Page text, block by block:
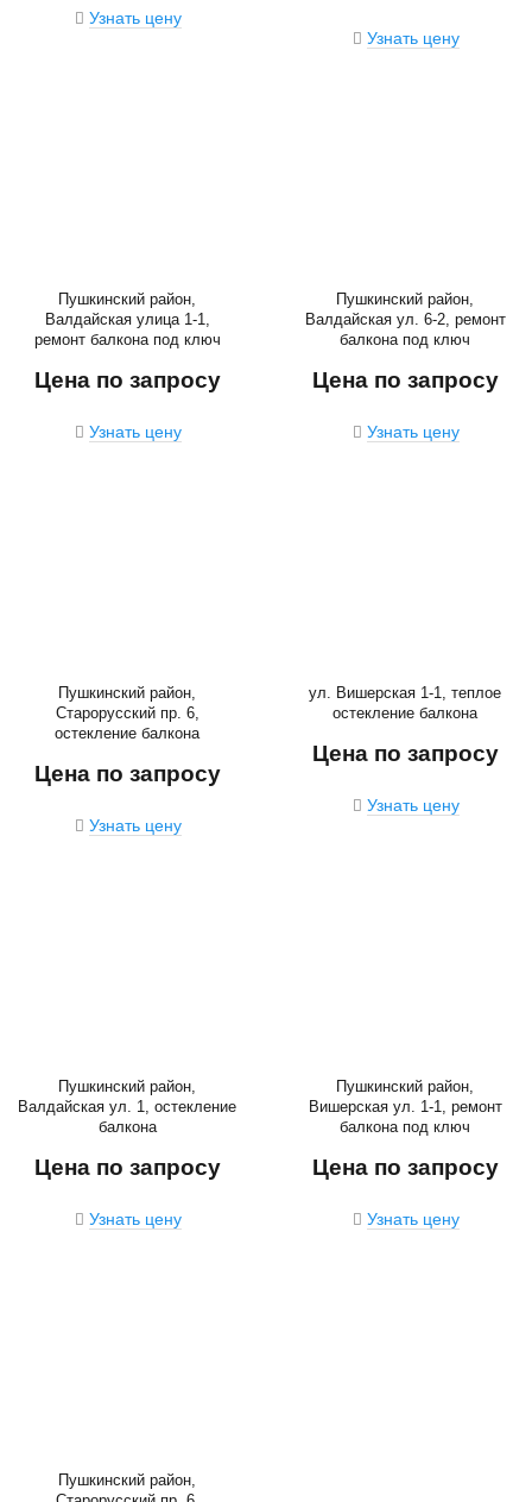
Узнать цену
Узнать цену
Пушкинский район,
Валдайская улица 1-1,
ремонт балкона под ключ
Цена по запросу
Узнать цену
Пушкинский район,
Валдайская ул. 6-2, ремонт
балкона под ключ
Цена по запросу
Узнать цену
Пушкинский район,
Старорусский пр. 6,
остекление балкона
Цена по запросу
Узнать цену
ул. Вишерская 1-1, теплое
остекление балкона
Цена по запросу
Узнать цену
Пушкинский район,
Валдайская ул. 1, остекление
балкона
Цена по запросу
Узнать цену
Пушкинский район,
Вишерская ул. 1-1, ремонт
балкона под ключ
Цена по запросу
Узнать цену
Пушкинский район,